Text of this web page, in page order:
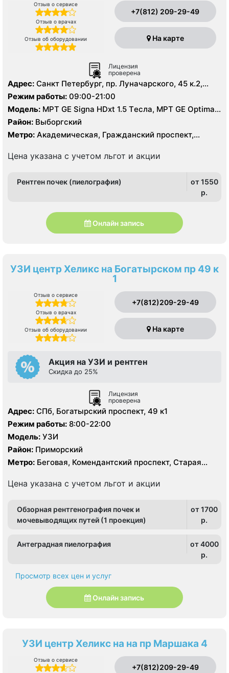
Отзыв о сервисе
Отзыв о врачах
Отзыв об оборудовании
+7(812) 209-29-49
На карте
Лицензия
проверена
Адрес: Санкт Петербург, пр. Луначарского, 45 к.2,
литер А
Режим работы: 09:00-21:00
Модель: МРТ GE Signa HDxt 1.5 Tесла, МРТ GE Optima
MR 360 1.5 Tесла, KT GE Optim 64 среза, УЗИ, Рентген
Район: Выборгский
Метро: Академическая, Гражданский проспект,
Цена указана с учетом льгот и акции
Рентген почек (пиелография)
от 1550
p.
Онлайн запись
УЗИ центр Хеликс на Богатырском пр 49 к
1
Отзыв о сервисе
Отзыв о врачах
Отзыв об оборудовании
+7(812)209-29-49
На карте
Акция на УЗИ и рентген
Скидка до 25%
Лицензия
проверена
Адрес: СПб, Богатырский проспект, 49 к1
Режим работы: 8:00-22:00
Модель: УЗИ
Район: Приморский
Метро: Беговая, Комендантский проспект, Старая
Цена указана с учетом льгот и акции
Обзорная рентгенография почек и
мочевыводящих путей (1 проекция)
от 1700
p.
Антеградная пиелография
от 4000
p.
Просмотр всех цен и услуг
Онлайн запись
УЗИ центр Хеликс на на пр Маршака 4
Отзыв о сервисе
+7(812)209-29-49